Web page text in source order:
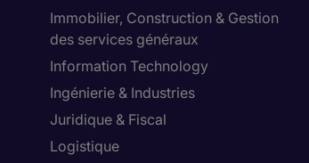
Immobilier, Construction & Gestion
des services généraux
Information Technology
Ingénierie & Industries
Juridique & Fiscal
Logistique